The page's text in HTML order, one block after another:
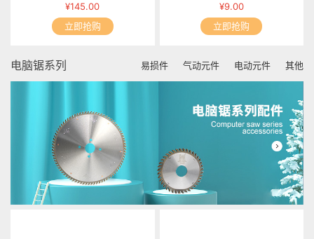
¥145.00
立即抢购
¥9.00
立即抢购
电脑锯系列 易损件 气动元件 电动元件 其他